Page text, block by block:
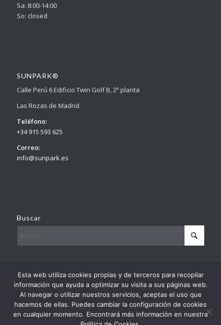
Sa: 8:00-14:00
So: closed
SUNPARK®
Calle Perú 6 Edificio Twin Golf B, 2ª planta
Las Rozas de Madrid
Teléfono:
+34 915 593 625
Correo:
info@sunpark.es
Buscar
© Copyright – Sunpark
By Europa Prefabri
Esta web utiliza cookies propias y de terceros para recopilar
información que ayuda a optimizar su visita a sus páginas web.
Al navegar o utilizar nuestros servicios, aceptas el uso que
hacemos de ellas. Puedes cambiar la configuración de cookies
en cualquier momento. Encontrará más información en nuestra